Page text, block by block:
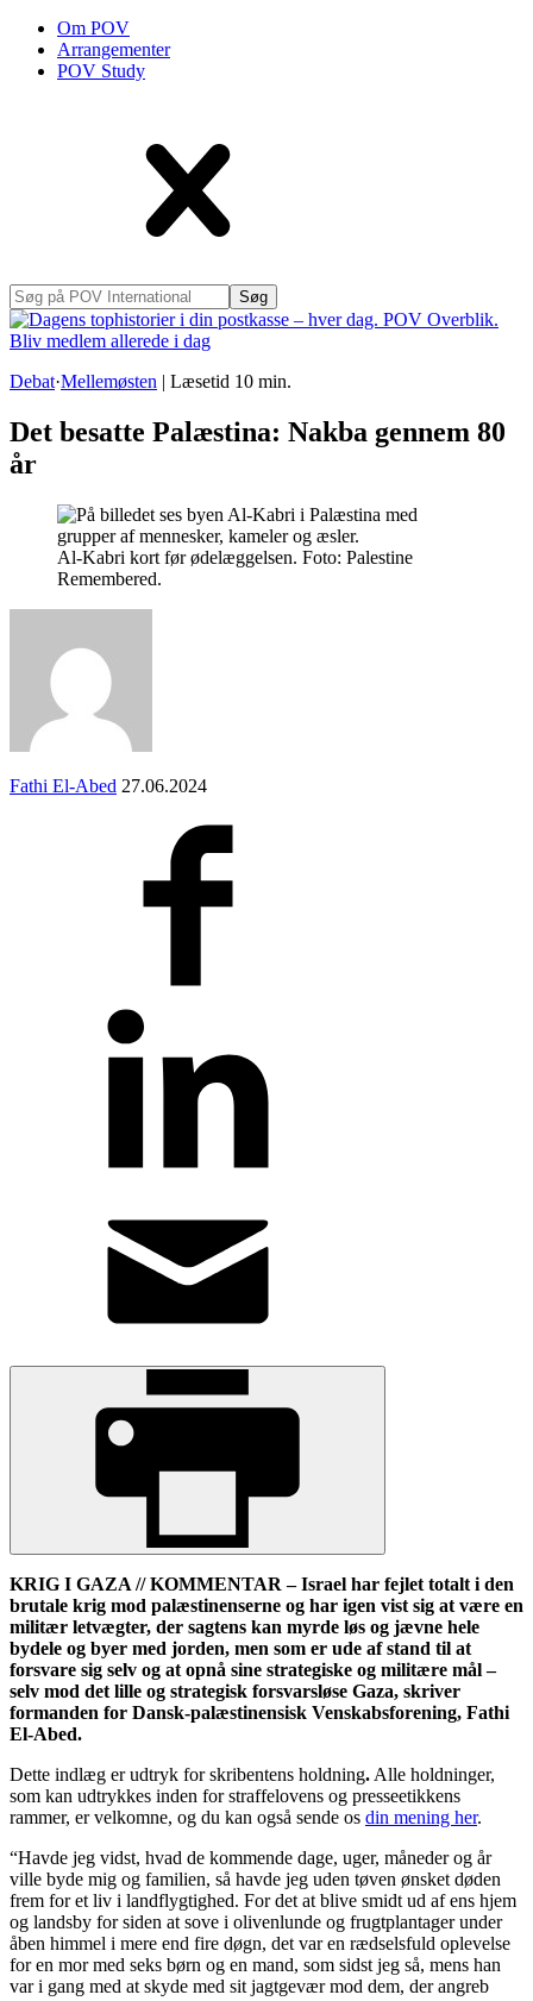
Om POV
Arrangementer
POV Study
Søg
på
POV
Debat·Mellemøsten Læsetid 10 min.
Det besatte Palæstina: Nakba gennem 80
år
Al-Kabri kort før ødelæggelsen. Foto: Palestine
Remembered.
Fathi El-Abed 27.06.2024
KRIG I GAZA // KOMMENTAR – Israel har fejlet totalt i den
brutale krig mod palæstinenserne og har igen vist sig at være en
militær letvægter, der sagtens kan myrde løs og jævne hele
bydele og byer med jorden, men som er ude af stand til at
forsvare sig selv og at opnå sine strategiske og militære mål –
selv mod det lille og strategisk forsvarsløse Gaza, skriver
formanden for Dansk-palæstinensisk Venskabsforening, Fathi
El-Abed.
Dette indlæg er udtryk for skribentens holdning. Alle holdninger,
som kan udtrykkes inden for straffelovens og presseetikkens
rammer, er velkomne, og du kan også sende os din mening her.
“Havde jeg vidst, hvad de kommende dage, uger, måneder og år
ville byde mig og familien, så havde jeg uden tøven ønsket døden
frem for et liv i landflygtighed. For det at blive smidt ud af ens hjem
og landsby for siden at sove i olivenlunde og frugtplantager under
åben himmel i mere end fire døgn, det var en rædselsfuld oplevelse
for en mor med seks børn og en mand, som sidst jeg så, mens han
var i gang med at skyde med sit jagtgevær mod dem, der angreb